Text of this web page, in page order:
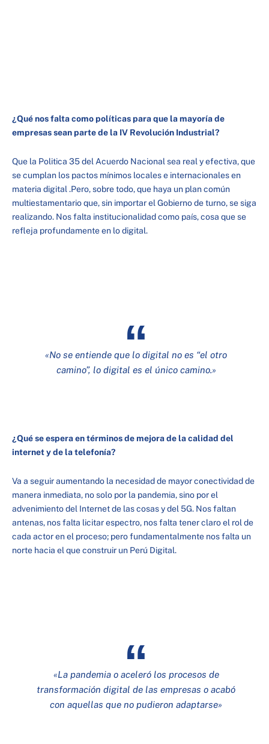
¿Qué nos falta como políticas para que la mayoría de
empresas sean parte de la IV Revolución Industrial?
Que la Politica 35 del Acuerdo Nacional sea real y efectiva, que
se cumplan los pactos mínimos locales e internacionales en
materia digital .Pero, sobre todo, que haya un plan común
multiestamentario que, sin importar el Gobierno de turno, se siga
realizando. Nos falta institucionalidad como país, cosa que se
refleja profundamente en lo digital.
«No se entiende que lo digital no es “el otro
camino”, lo digital es el único camino.»
¿Qué se espera en términos de mejora de la calidad del
internet y de la telefonía?
Va a seguir aumentando la necesidad de mayor conectividad de
manera inmediata, no solo por la pandemia, sino por el
advenimiento del Internet de las cosas y del 5G. Nos faltan
antenas, nos falta licitar espectro, nos falta tener claro el rol de
cada actor en el proceso; pero fundamentalmente nos falta un
norte hacia el que construir un Perú Digital.
«La pandemia o aceleró los procesos de
transformación digital de las empresas o acabó
con aquellas que no pudieron adaptarse»